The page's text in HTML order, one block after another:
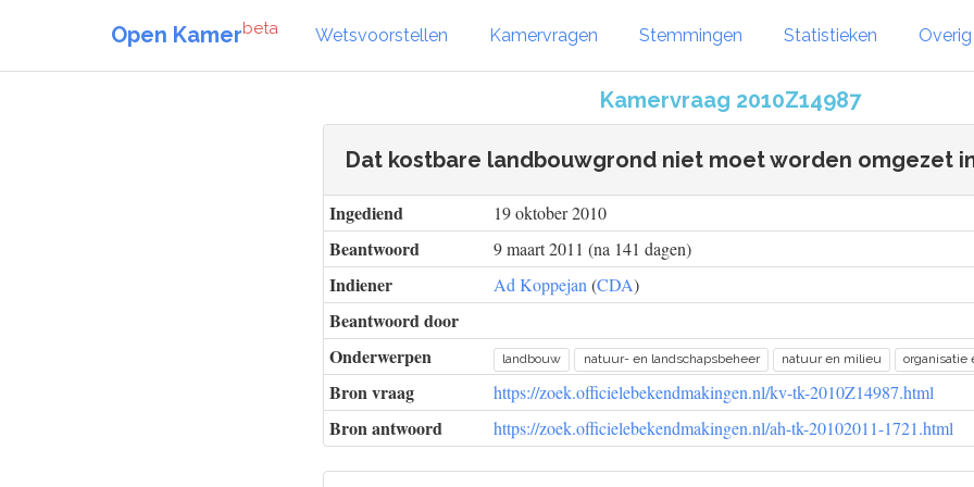
Open Kamerbeta Wetsvoorstellen Kamervragen Stemmingen Statistieken
Kamervraag 2010Z14987
Dat kostbare landbouwgrond niet moet worden omgezet
Ingediend 19 oktober 2010
Beantwoord 9 maart 2011 (na 141 dagen)
Indiener Ad Koppejan (CDA)
Beantwoord door
Onderwerpen
landbouw natuur- en landschapsbeheer natuur en milieu organisatie
Bron vraag https://zoek.officielebekendmakingen.nl/kv-tk-2010Z14987.html
Bron antwoord https://zoek.officielebekendmakingen.nl/ah-tk-20102011-1721.html